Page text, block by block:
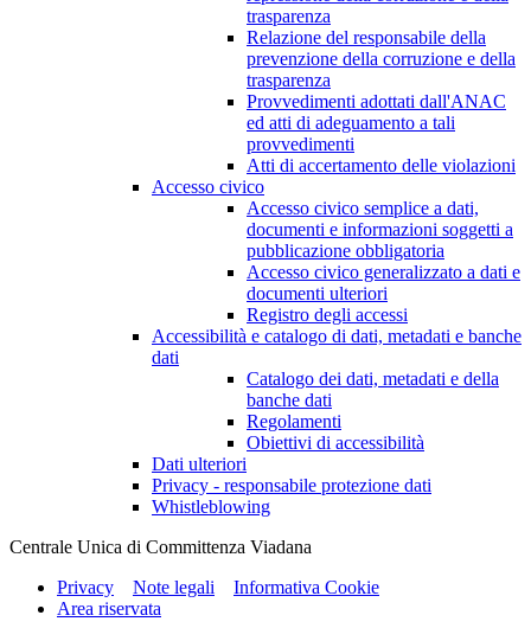
trasparenza
Relazione del responsabile della
prevenzione della corruzione e della
trasparenza
Provvedimenti adottati dall'ANAC
ed atti di adeguamento a tali
provvedimenti
Atti di accertamento delle violazioni
Accesso civico
Accesso civico semplice a dati,
documenti e informazioni soggetti a
pubblicazione obbligatoria
Accesso civico generalizzato a dati e
documenti ulteriori
Registro degli accessi
Accessibilità e catalogo di dati, metadati e banche
dati
Catalogo dei dati, metadati e della
banche dati
Regolamenti
Obiettivi di accessibilità
Dati ulteriori
Privacy - responsabile protezione dati
Whistleblowing
Centrale Unica di Committenza Viadana
Privacy
Note legali
Informativa Cookie
Area riservata